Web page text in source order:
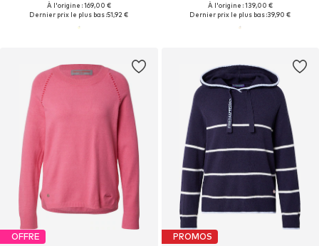
À l'origine : 169,00 €
Dernier prix le plus bas :51,92 €
À l'origine : 139,00 €
Dernier prix le plus bas :39,90 €
OFFRE PROMOS